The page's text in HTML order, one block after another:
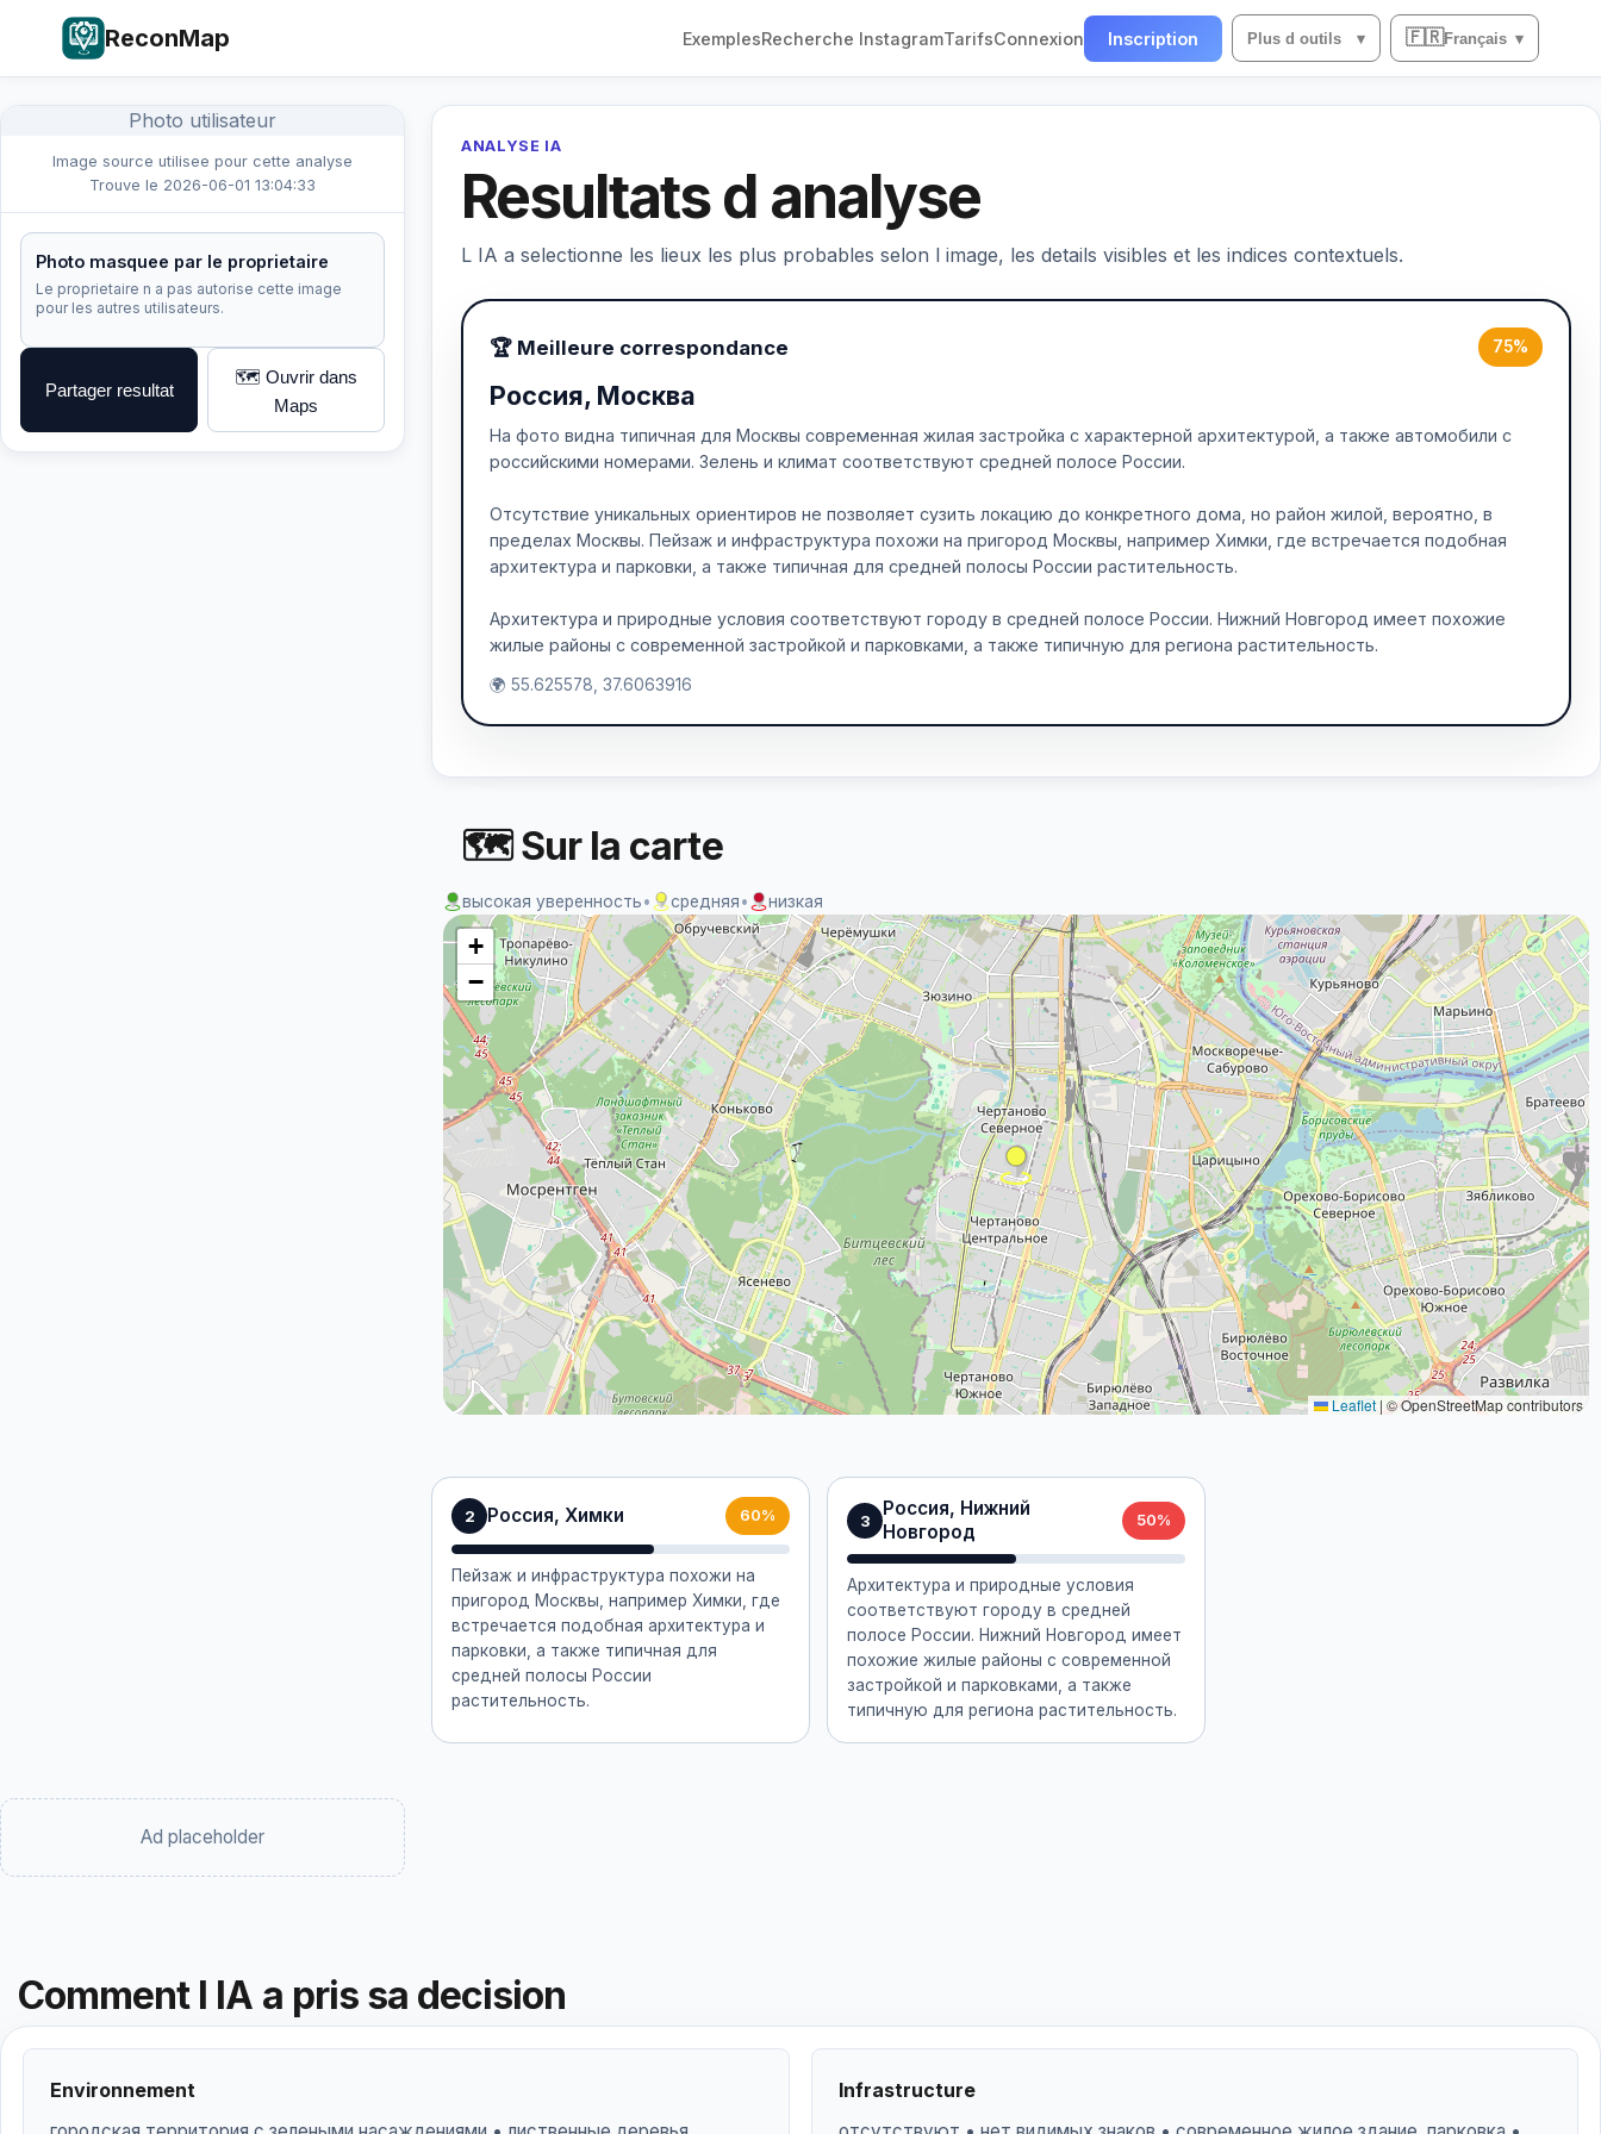
ReconMap ExemplesRecherche InstagramTarifsConnexion Inscription Plus d outils ▾ 🇫🇷Français ▾
Photo utilisateur
Image source utilisee pour cette analyse
Trouve le 2026-06-01 13:04:33
Photo masquee par le proprietaire
Le proprietaire n a pas autorise cette image
pour les autres utilisateurs.
Partager resultat
🗺️ Ouvrir dans
Maps
ANALYSE IA
Resultats d analyse
L IA a selectionne les lieux les plus probables selon l image, les details visibles et les indices contextuels.
🏆 Meilleure correspondance 75%
Россия, Москва
На фото видна типичная для Москвы современная жилая застройка с характерной архитектурой, а также автомобили с
российскими номерами. Зелень и климат соответствуют средней полосе России.
Отсутствие уникальных ориентиров не позволяет сузить локацию до конкретного дома, но район жилой, вероятно, в
пределах Москвы. Пейзаж и инфраструктура похожи на пригород Москвы, например Химки, где встречается подобная
архитектура и парковки, а также типичная для средней полосы России растительность.
Архитектура и природные условия соответствуют городу в средней полосе России. Нижний Новгород имеет похожие
жилые районы с современной застройкой и парковками, а также типичную для региона растительность.
🌍 55.625578, 37.6063916
2 Россия, Химки 60%
Пейзаж и инфраструктура похожи на
пригород Москвы, например Химки, где
встречается подобная архитектура и
парковки, а также типичная для
средней полосы России
растительность.
3
Россия, Нижний
Новгород
50%
Архитектура и природные условия
соответствуют городу в средней
полосе России. Нижний Новгород имеет
похожие жилые районы с современной
застройкой и парковками, а также
типичную для региона растительность.
Ad placeholder
🗺 Sur la carte
высокая уверенность• средняя• низкая
+
−
Leaflet | © OpenStreetMap contributors
Comment l IA a pris sa decision
Environnement Infrastructure